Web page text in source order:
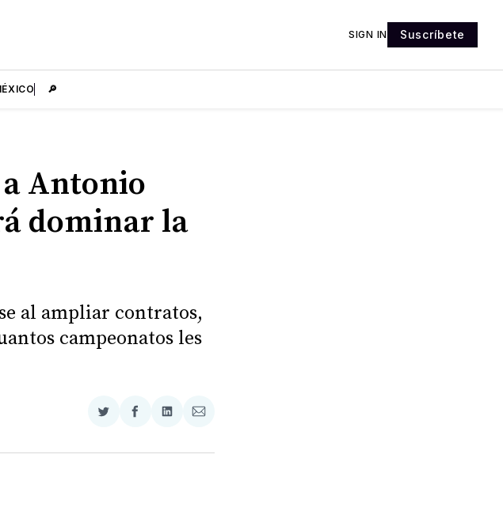
SIGN IN Suscríbete
🔎
a Antonio
dominar la
al ampliar contratos,
campeonatos les
Compartir
Twitter
Compartir
Facebook
Compartir
LinkedIn
Compartir
Email